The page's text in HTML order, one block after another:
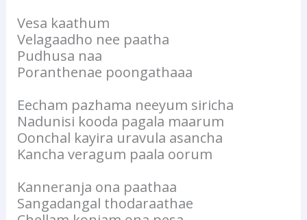
Vesa kaathum
Velagaadho nee paatha
Pudhusa naa
Poranthenae poongathaaa
Eecham pazhama neeyum siricha
Nadunisi kooda pagala maarum
Oonchal kayira uravula asancha
Kancha veragum paala oorum
Kanneranja ona paathaa
Sangadangal thodaraathae